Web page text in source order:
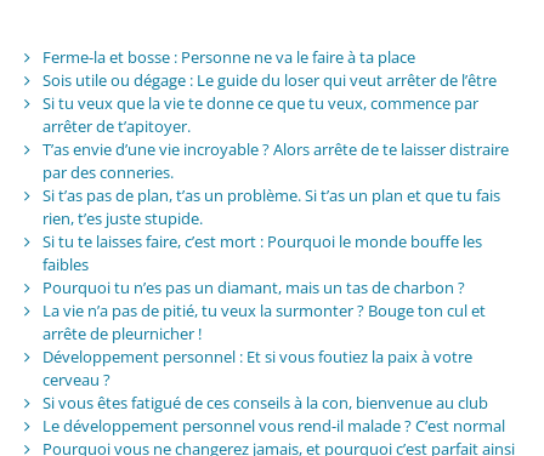
Ferme-la et bosse : Personne ne va le faire à ta place
Sois utile ou dégage : Le guide du loser qui veut arrêter de l’être
Si tu veux que la vie te donne ce que tu veux, commence par
arrêter de t’apitoyer.
T’as envie d’une vie incroyable ? Alors arrête de te laisser distraire
par des conneries.
Si t’as pas de plan, t’as un problème. Si t’as un plan et que tu fais
rien, t’es juste stupide.
Si tu te laisses faire, c’est mort : Pourquoi le monde bouffe les
faibles
Pourquoi tu n’es pas un diamant, mais un tas de charbon ?
La vie n’a pas de pitié, tu veux la surmonter ? Bouge ton cul et
arrête de pleurnicher !
Développement personnel : Et si vous foutiez la paix à votre
cerveau ?
Si vous êtes fatigué de ces conseils à la con, bienvenue au club
Le développement personnel vous rend-il malade ? C’est normal
Pourquoi vous ne changerez jamais, et pourquoi c’est parfait ainsi